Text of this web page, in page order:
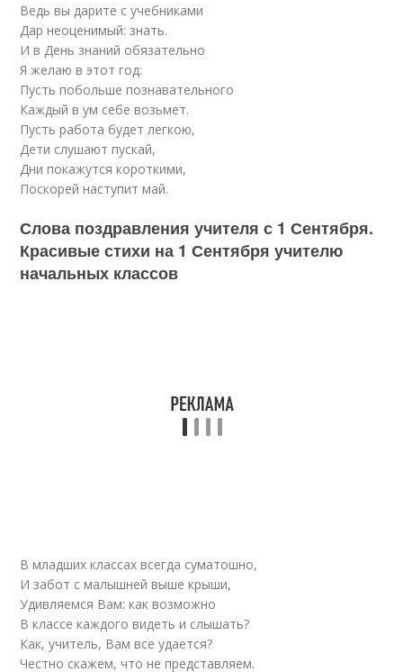
Ведь вы дарите с учебниками
Дар неоценимый: знать.
И в День знаний обязательно
Я желаю в этот год:
Пусть побольше познавательного
Каждый в ум себе возьмет.
Пусть работа будет легкою,
Дети слушают пускай,
Дни покажутся короткими,
Поскорей наступит май.
Слова поздравления учителя с 1 Сентября.
Красивые стихи на 1 Сентября учителю
начальных классов
В младших классах всегда суматошно,
И забот с малышней выше крыши,
Удивляемся Вам: как возможно
В классе каждого видеть и слышать?
Как, учитель, Вам все удается?
Честно скажем, что не представляем.